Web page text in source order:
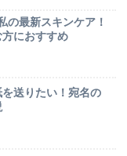
の最新スキンケア！
におすすめ
を送りたい！宛名の